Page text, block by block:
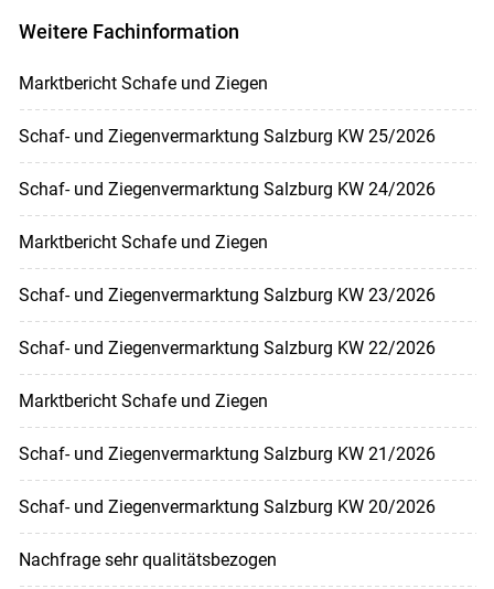
Weitere Fachinformation
Marktbericht Schafe und Ziegen
Schaf- und Ziegenvermarktung Salzburg KW 25/2026
Schaf- und Ziegenvermarktung Salzburg KW 24/2026
Marktbericht Schafe und Ziegen
Schaf- und Ziegenvermarktung Salzburg KW 23/2026
Schaf- und Ziegenvermarktung Salzburg KW 22/2026
Marktbericht Schafe und Ziegen
Schaf- und Ziegenvermarktung Salzburg KW 21/2026
Schaf- und Ziegenvermarktung Salzburg KW 20/2026
Nachfrage sehr qualitätsbezogen